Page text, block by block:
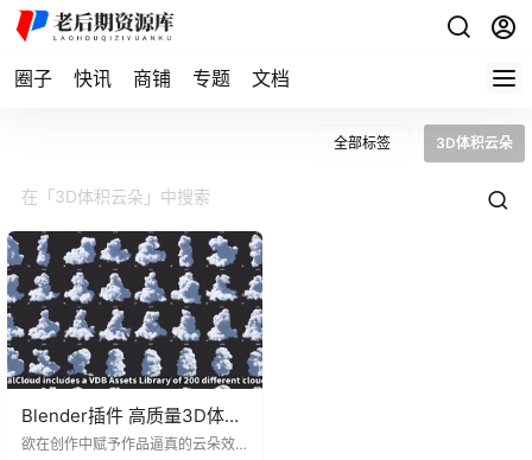
圈子 快讯 商铺 专题 文档
全部标签 3D体积云朵
Blender插件 高质量3D体积
云朵预设库 Real Cloud 1.0
欲在创作中赋予作品逼真的云朵效